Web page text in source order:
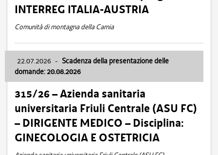
INTERREG ITALIA-AUSTRIA
Comunità di montagna della Carnia
22.07.2026 - Scadenza della presentazione delle
domande: 20.08.2026
315/26 – Azienda sanitaria
universitaria Friuli Centrale (ASU FC)
– DIRIGENTE MEDICO – Disciplina:
GINECOLOGIA E OSTETRICIA